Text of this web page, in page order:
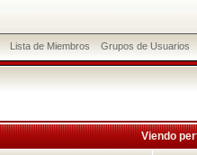
Lista de Miembros Grupos de Usuarios
Viendo